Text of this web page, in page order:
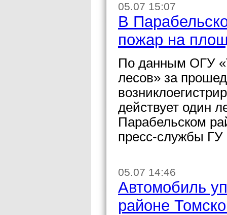
05.07 15:07
В
пожар на
По данным ОГУ
лесов» за
действует один
Парабельском
пресс-службы
05.07 14:46
Автомобиль
районе